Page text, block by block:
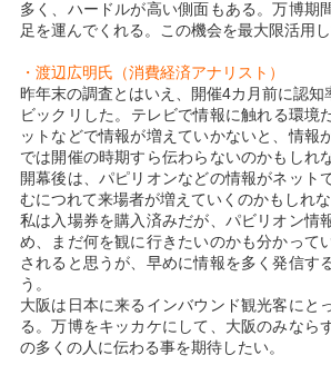
多く、ハードルが高い側面もある。万博期
足を運んでくれる。この機会を最大限活用し
・渡辺広明氏（消費経済アナリスト）
昨年末の調査とはいえ、開催4カ月前に認知
ビックリした。テレビで情報に触れる環境
ットなどで情報が増えていかないと、情報
では開催の時期すら伝わらないのかもしれ
開幕後は、パピリオンなどの情報がネット
むにつれて来場者が増えていくのかもしれな
私は入場券を購入済みだが、パビリオン情
め、まだ何を観に行きたいのかも分かって
されると思うが、早めに情報を多く発信す
う。
大阪は日本に来るインバウンド観光客にと
る。万博をキッカケにして、大阪のみなら
の多くの人に伝わる事を期待したい。